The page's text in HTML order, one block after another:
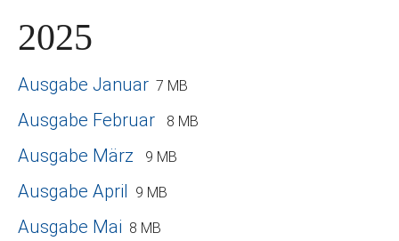
2025
Ausgabe Januar 7 MB
Ausgabe Februar 8 MB
Ausgabe März 9 MB
Ausgabe April 9 MB
Ausgabe Mai 8 MB